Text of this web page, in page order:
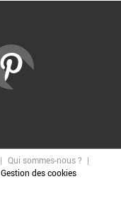
Qui sommes-nous ?
Gestion des cookies